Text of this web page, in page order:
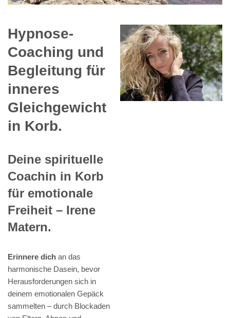
Hypnose-
Coaching und
Begleitung für
inneres
Gleichgewicht
in Korb.
Deine spirituelle
Coachin in Korb
für emotionale
Freiheit – Irene
Matern.
Erinnere dich an das
harmonische Dasein, bevor
Herausforderungen sich in
deinem emotionalen Gepäck
sammelten – durch Blockaden